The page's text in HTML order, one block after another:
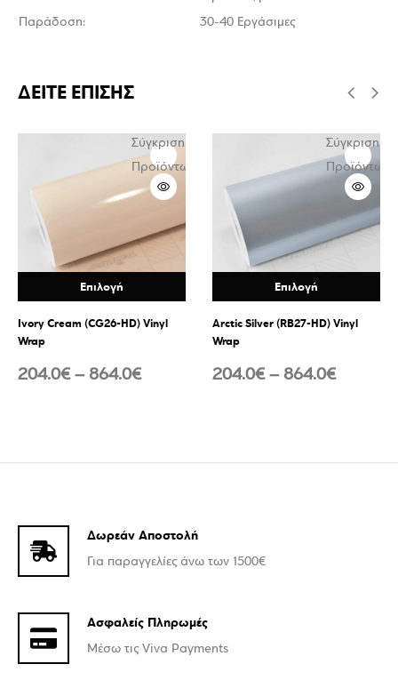
Παράδοση:
30-40 Εργάσιμες
ΔΕΙΤΕ ΕΠΙΣΗΣ
Επιλογή
Σύγκριση
Προϊόντων
Ivory Cream (CG26-HD) Vinyl
Wrap
204.0€– 864.0€
Επιλογή
Σύγκριση
Προϊόντων
Arctic Silver (RB27-HD) Vinyl
Wrap
204.0€– 864.0€
Δωρεάν Αποστολή
Για παραγγελίες άνω των 1500€
Ασφαλείς Πληρωμές
Μέσω τις Viva Payments